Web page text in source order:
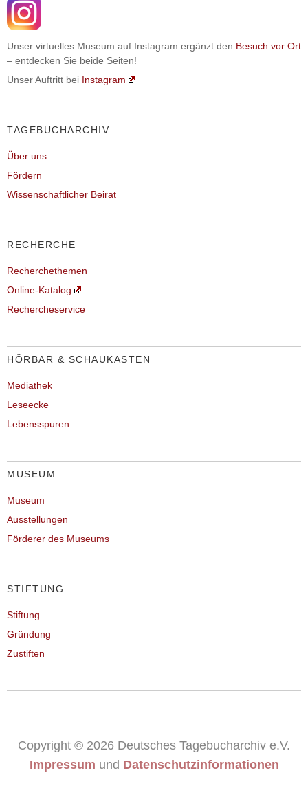
Unser virtuelles Museum auf Instagram ergänzt den Besuch vor Ort
– entdecken Sie beide Seiten!
Unser Auftritt bei Instagram
TAGEBUCHARCHIV
Über uns
Fördern
Wissenschaftlicher Beirat
RECHERCHE
Recherchethemen
Online-Katalog
Rechercheservice
HÖRBAR & SCHAUKASTEN
Mediathek
Leseecke
Lebensspuren
MUSEUM
Museum
Ausstellungen
Förderer des Museums
STIFTUNG
Stiftung
Gründung
Zustiften
Copyright © 2026 Deutsches Tagebucharchiv e.V.
Impressum und Datenschutzinformationen